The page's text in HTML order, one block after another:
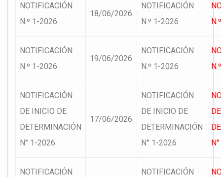
NOTIFICACIÓN
N.º 1-2026
18/06/2026
NOTIFICACIÓN
N.º 1-2026
NOTIFICACIÓN
N.º 1-2026
19/06/2026
NOTIFICACIÓN
N.º 1-2026
NOTIFICACIÓN
DE INICIO DE
DETERMINACIÓN
N° 1-2026
17/06/2026
NOTIFICACIÓN
DE INICIO DE
DETERMINACIÓN
N° 1-2026
NOTIFICACIÓN
NOTIFICACIÓN